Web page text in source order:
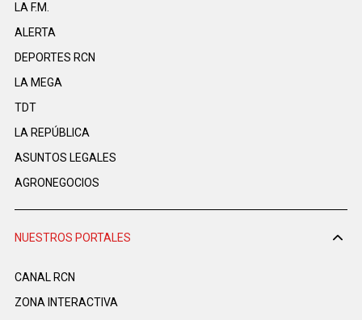
LA F.M.
ALERTA
DEPORTES RCN
LA MEGA
TDT
LA REPÚBLICA
ASUNTOS LEGALES
AGRONEGOCIOS
NUESTROS PORTALES
CANAL RCN
ZONA INTERACTIVA